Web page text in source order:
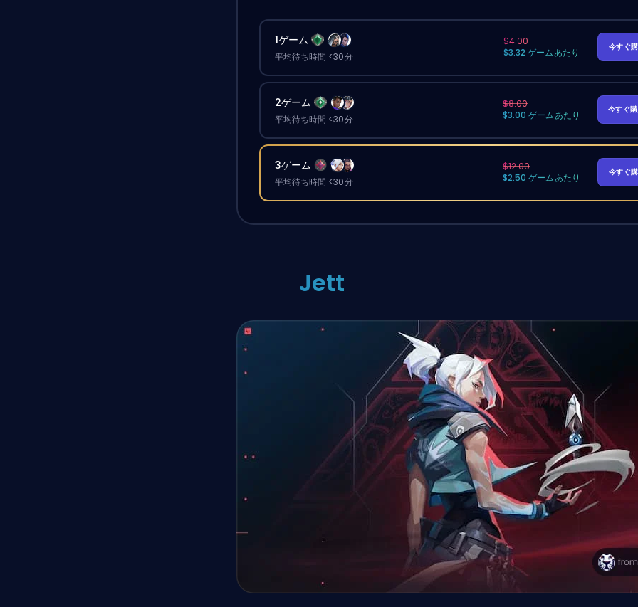
1ゲーム
平均待ち時間 <30分
$4.00
$3.32 ゲームあたり
今すぐ
2ゲーム
平均待ち時間 <30分
$8.00
$3.00 ゲームあたり
今すぐ
3ゲーム
平均待ち時間 <30分
$12.00
$2.50 ゲームあたり
今すぐ
Jett